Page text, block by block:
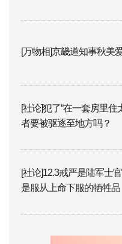
[万物相]京畿道知事秋美
[社论]犯了“在一套房里住
者要被驱逐至地方吗？
[社论]12.3戒严是陆军士
是服从上命下服的牺牲品